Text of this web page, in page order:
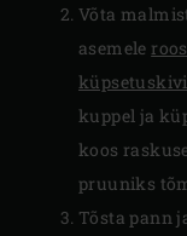
Võta
asemele
kuppel ja
koos
pruuniks
Tõsta pann